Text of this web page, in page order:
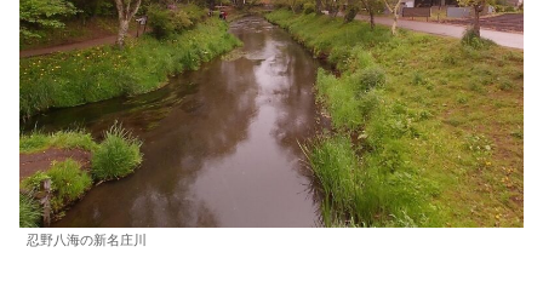
忍野八海の新名庄川